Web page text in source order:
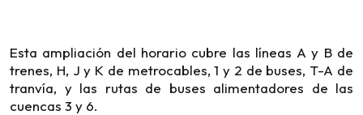
Esta ampliación del horario cubre las líneas A y B de
trenes, H, J y K de metrocables, 1 y 2 de buses, T-A de
tranvía, y las rutas de buses alimentadores de las
cuencas 3 y 6.